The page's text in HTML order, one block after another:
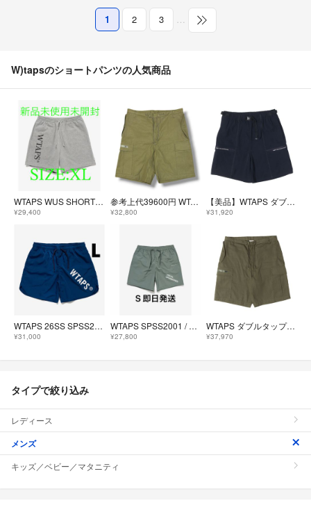
1 2 3 …
W)tapsのショートパンツの人気商品
WTAPS WUS SHORTS COTTON 最安値 XL
¥29,400
参考上代39600円 WTAPS 26SS MILS0001 / SHORTS / COTTON カーゴショーツ ハーフパンツ ダブルタップス 261WVDT-PTM07 カーキ 3 （19189M）
¥32,800
【美品】WTAPS ダブルタップス パンツ ネイビー 紺 サイズ:L 23SS ジップポケット イージー ショーツ SPSS2001 / SHORTS /POLY. TWILL ボトムス ショートパンツ【メンズ】【中古】
¥31,920
WTAPS 26SS SPSS2501 SHORTS NYLON.TWILL
¥31,000
WTAPS SPSS2001 / SHORTS / NYLON. TUSSAH.
¥27,800
WTAPS ダブルタップス パンツ オリーブドラブ サイズ:L 26SS コットンキャンバス ミリタリー カーゴショーツ MILS0001 SHORTS / COTTON. CNVS ボトムス ショートパンツ【メンズ】【中古】
¥37,970
タイプで絞り込み
レディース
メンズ
キッズ／ベビー／マタニティ